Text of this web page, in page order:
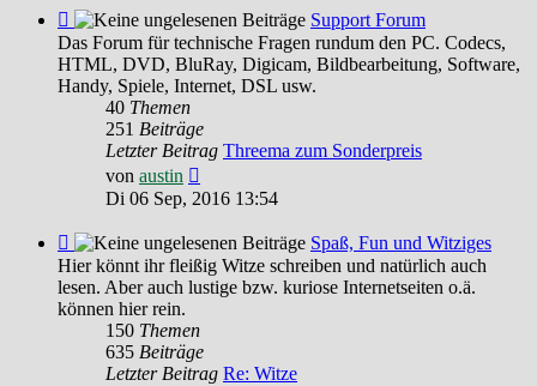
Feed
-
Support
Forum
Support Forum
Das Forum für technische Fragen rundum den PC. Codecs,
HTML, DVD, BluRay, Digicam, Bildbearbeitung, Software,
Handy, Spiele, Internet, DSL usw.
40 Themen
251 Beiträge
Letzter Beitrag Threema zum Sonderpreis
von austin
Beitrag
Di 06 Sep, 2016 13:54
Feed
-
Spaß,
Fun
Witziges
Spaß, Fun und Witziges
Hier könnt ihr fleißig Witze schreiben und natürlich auch
lesen. Aber auch lustige bzw. kuriose Internetseiten o.ä.
können hier rein.
150 Themen
635 Beiträge
Letzter Beitrag Re: Witze